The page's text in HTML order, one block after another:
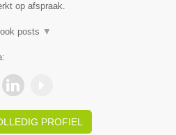
op afspraak.
posts ▼
PROFIEL